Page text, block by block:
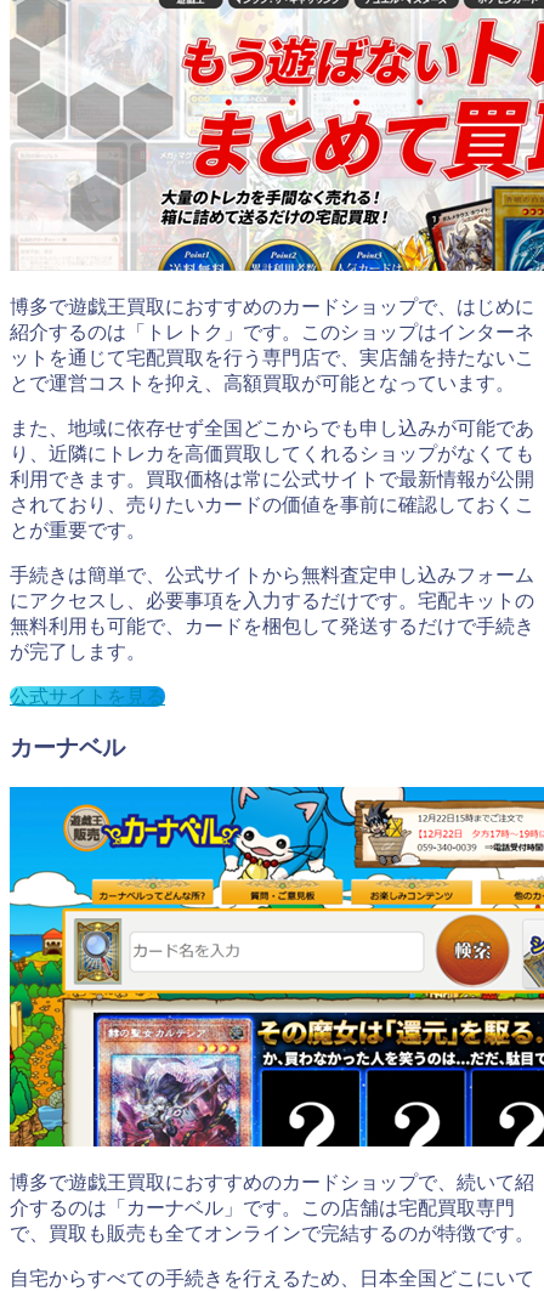
博多で遊戯王買取におすすめのカードショップで、はじめに
紹介するのは「トレトク」です。このショップはインターネ
ットを通じて宅配買取を行う専門店で、実店舗を持たないこ
とで運営コストを抑え、高額買取が可能となっています。
また、地域に依存せず全国どこからでも申し込みが可能であ
り、近隣にトレカを高価買取してくれるショップがなくても
利用できます。買取価格は常に公式サイトで最新情報が公開
されており、売りたいカードの価値を事前に確認しておくこ
とが重要です。
手続きは簡単で、公式サイトから無料査定申し込みフォーム
にアクセスし、必要事項を入力するだけです。宅配キットの
無料利用も可能で、カードを梱包して発送するだけで手続き
が完了します。
公式サイトを見る
カーナベル
博多で遊戯王買取におすすめのカードショップで、続いて紹
介するのは「カーナベル」です。この店舗は宅配買取専門
で、買取も販売も全てオンラインで完結するのが特徴です。
自宅からすべての手続きを行えるため、日本全国どこにいて